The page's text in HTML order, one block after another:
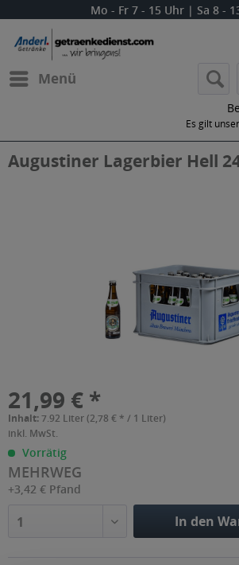
Mo - Fr 7 - 15 Uhr | Sa 8 -
Menü
Es gilt
Augustiner Lagerbier Hell
21,99 € *
Inhalt:7.92 Liter (2,78 € * / 1 Liter)
inkl. MwSt.
Vorrätig
MEHRWEG
+3,42 € Pfand
1 In den